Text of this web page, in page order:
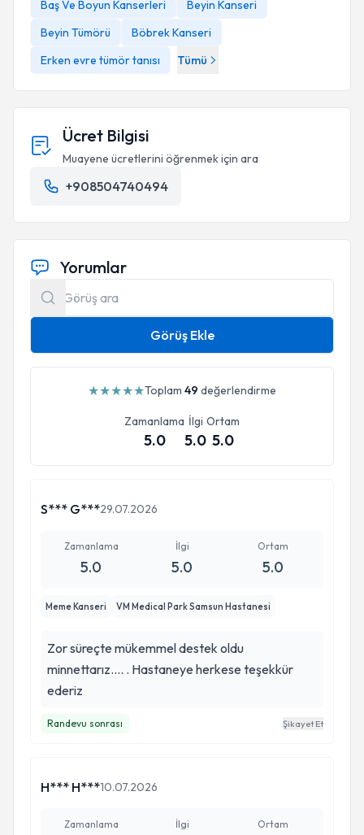
Baş Ve Boyun Kanserleri
Beyin Kanseri
Beyin Tümörü
Böbrek Kanseri
Erken evre tümör tanısı
Tümü
Ücret Bilgisi
Muayene ücretlerini öğrenmek için ara
+908504740494
Yorumlar
Görüş Ekle
★★★★★Toplam 49 değerlendirme
Zamanlama
5.0
İlgi
5.0
Ortam
5.0
S*** G***29.07.2026
Zamanlama
5.0
İlgi
5.0
Ortam
5.0
Meme Kanseri VM Medical Park Samsun Hastanesi
Zor süreçte mükemmel destek oldu
minnettarız…. . Hastaneye herkese teşekkür
ederiz
Randevu sonrası Şikayet Et
H*** H***10.07.2026
Zamanlama İlgi Ortam